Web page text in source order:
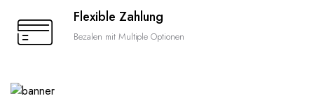
Flexible Zahlung
Bezalen mit Multiple Optionen